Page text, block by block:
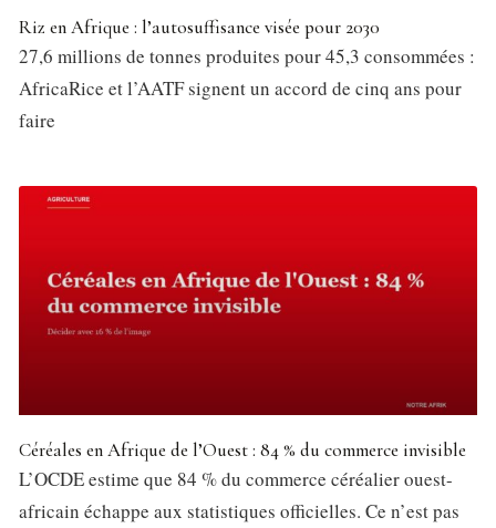
Riz en Afrique : l’autosuffisance visée pour 2030
27,6 millions de tonnes produites pour 45,3 consommées :
AfricaRice et l’AATF signent un accord de cinq ans pour
faire
Céréales en Afrique de l’Ouest : 84 % du commerce invisible
L’OCDE estime que 84 % du commerce céréalier ouest-
africain échappe aux statistiques officielles. Ce n’est pas